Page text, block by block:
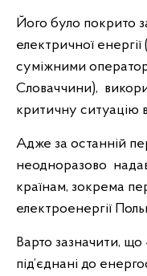
Його було покрито
електричної
суміжними
Словаччини),
критичну ситуацію
Адже за останній
неодноразово
країнам, зокрема
електроенергії
Варто зазначити,
під’єднані до